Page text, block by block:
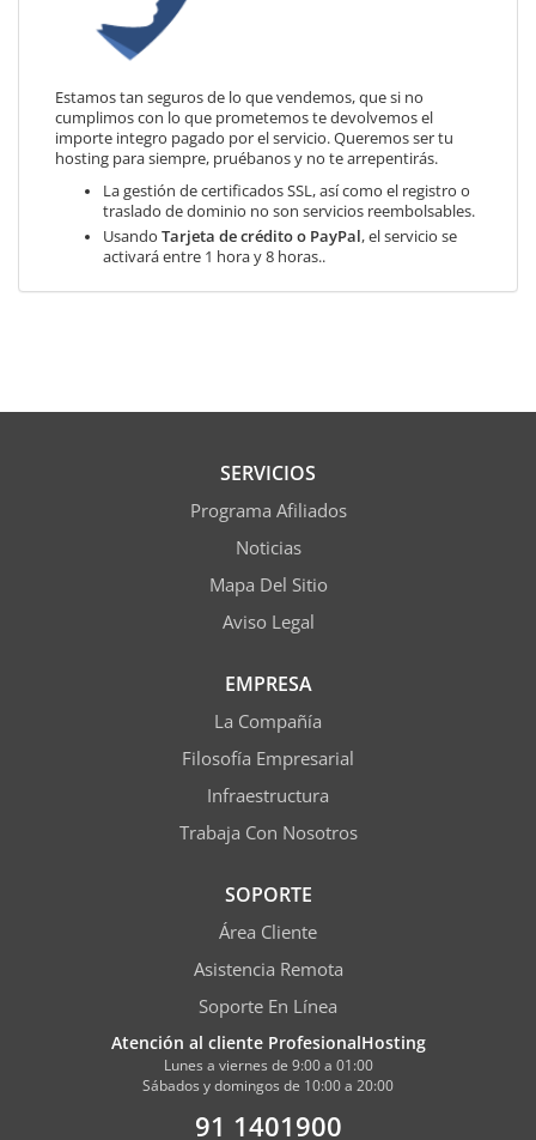
Estamos tan seguros de lo que vendemos, que si no
cumplimos con lo que prometemos te devolvemos el
importe integro pagado por el servicio. Queremos ser tu
hosting para siempre, pruébanos y no te arrepentirás.
La gestión de certificados SSL, así como el registro o
traslado de dominio no son servicios reembolsables.
Usando Tarjeta de crédito o PayPal, el servicio se
activará entre 1 hora y 8 horas..
SERVICIOS
Programa Afiliados
Noticias
Mapa Del Sitio
Aviso Legal
EMPRESA
La Compañía
Filosofía Empresarial
Infraestructura
Trabaja Con Nosotros
SOPORTE
Área Cliente
Asistencia Remota
Soporte En Línea
Atención al cliente ProfesionalHosting
Lunes a viernes de 9:00 a 01:00
Sábados y domingos de 10:00 a 20:00
91 1401900